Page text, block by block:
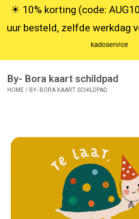
Knuffels
Poppen
SALE
Cadeauservice
Lookbooks
☀︎ 10% korting (code:
uur besteld, zelfde werkdag
ᵏᵃᵈᵒˢᵉʳᵛⁱᶜᵉ
By- Bora kaart schildpad
HOME / BY- BORA KAART SCHILDPAD